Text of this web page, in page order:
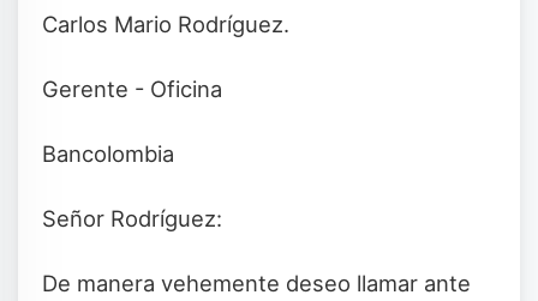
Carlos Mario Rodríguez.
Gerente - Oficina
Bancolombia
Señor Rodríguez:
De manera vehemente deseo llamar ante